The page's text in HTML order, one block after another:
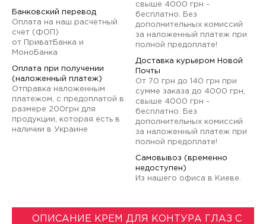
Банковский перевод
Оплата на наш расчетный
счет (ФОП)
от ПриватБанка и
МоноБанка
Оплата при получении
(наложенный платеж)
Отправка наложенным
платежом, с предоплатой в
размере 200грн для
продукции, которая есть в
наличии в Украине
свыше 4000 грн -
бесплатно. Без
дополнительных комиссий
за наложенный платеж при
полной предоплате!
Доставка курьером Новой
Почты
От 70 грн до 140 грн при
сумме заказа до 4000 грн,
свыше 4000 грн -
бесплатно. Без
дополнительных комиссий
за наложенный платеж при
полной предоплате!
Самовывоз (временно
недоступен)
Из нашего офиса в Киеве.
ОПИСАНИЕ КРЕМ ДЛЯ КОНТУРА ГЛАЗ С